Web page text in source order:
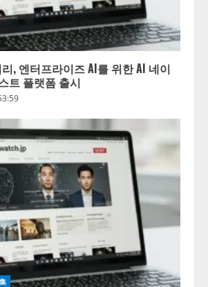
리, 엔터프라이즈 AI를 위한 AI 네이
트 플랫폼 출시